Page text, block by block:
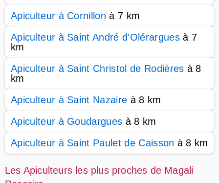
Apiculteur à Cornillon à 7 km
Apiculteur à Saint André d'Olérarguesà 7
km
Apiculteur à Saint Christol de Rodières à 8
km
Apiculteur à Saint Nazaire à 8 km
Apiculteur à Goudargues à 8 km
Apiculteur à Saint Paulet de Caisson à 8 km
Les Apiculteurs les plus proches de Magali